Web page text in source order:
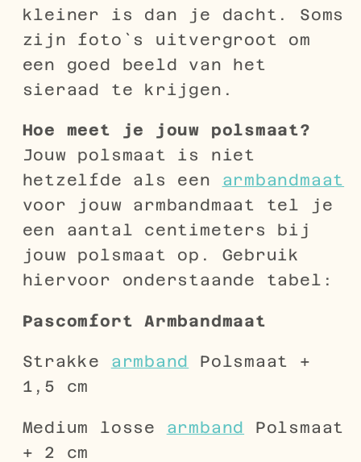
kleiner is dan je dacht. Soms
zijn foto`s uitvergroot om
een goed beeld van het
sieraad te krijgen.
Hoe meet je jouw polsmaat?
Jouw polsmaat is niet
hetzelfde als een armbandmaat
voor jouw armbandmaat tel je
een aantal centimeters bij
jouw polsmaat op. Gebruik
hiervoor onderstaande tabel:
Pascomfort Armbandmaat
Strakke armband
Polsmaat +
1,5 cm
Medium losse armband Polsmaat
+ 2 cm